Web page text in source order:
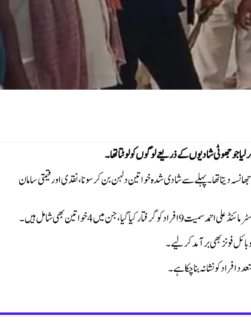
جو جھوٹی شادیوں کے ذریعے لوگوں کو لوٹتا تھا۔
دیتا تھا۔ پہلے سے شادی شدہ خواتین دلہن بن کر سونا، نقدی اور قیمتی سامان
گیا، جن میں 4 خواتین بھی شامل ہیں۔
افراد کو نشانہ بنا چکا ہے۔